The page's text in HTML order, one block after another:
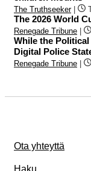
The Truthseeker|
The 2026 World
Renegade Tribune |
While the
Digital Police
Renegade Tribune |
Ota yhteyttä
Haku